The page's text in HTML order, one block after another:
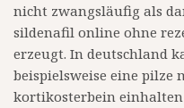
nicht zwangsläufig als
sildenafil online ohne
erzeugt. In deutschland
beispielsweise eine
kortikosterbein